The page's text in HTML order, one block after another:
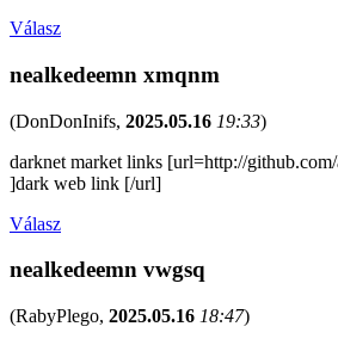
Válasz
nealkedeemn xmqnm
(DonDonInifs, 2025.05.16 19:33)
darknet market links [url=http://
]dark web link [/url]
Válasz
nealkedeemn vwgsq
(RabyPlego, 2025.05.16 18:47)